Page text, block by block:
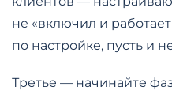
не «включил и
по настройке, пусть и
Третье — начинайте